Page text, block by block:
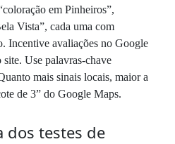
em Pinheiros”,
Vista”, cada uma com
Incentive avaliações no Google
Use palavras-chave
mais sinais locais, maior a
de 3” do Google Maps.
dos testes de